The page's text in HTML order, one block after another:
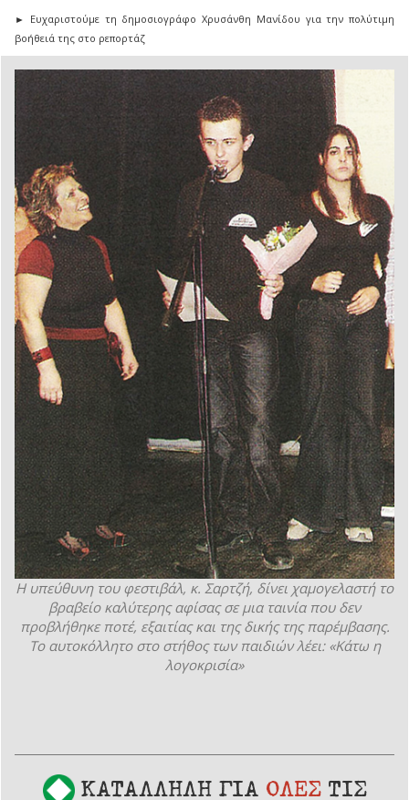
► Ευχαριστούμε τη δημοσιογράφο Χρυσάνθη Μανίδου για την πολύτιμη
βοήθειά της στο ρεπορτάζ
Η υπεύθυνη του φεστιβάλ, κ. Σαρτζή, δίνει χαμογελαστή το
βραβείο καλύτερης αφίσας σε μια ταινία που δεν
προβλήθηκε ποτέ, εξαιτίας και της δικής της παρέμβασης.
Το αυτοκόλλητο στο στήθος των παιδιών λέει: «Κάτω η
λογοκρισία»
ΚΑΤΑΛΛΗΛΗ ΓΙΑ ΟΛΕΣΤΙΣ